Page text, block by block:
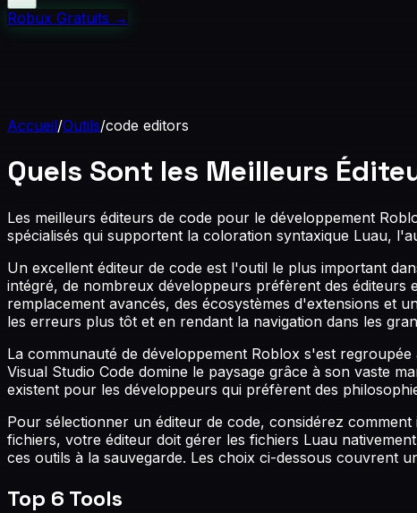
Robux Gratuits →
Accueil/Outils/code editors
Quels Sont les Meilleurs
Les meilleurs éditeurs de code pour le développement
spécialisés qui supportent la coloration syntaxique Luau,
Un excellent éditeur de code est l'outil le plus important
intégré, de nombreux développeurs préfèrent des
remplacement avancés, des écosystèmes d'extensions et
les erreurs plus tôt et en rendant la navigation dans les
La communauté de développement Roblox s'est
Visual Studio Code domine le paysage grâce à son vaste
existent pour les développeurs qui préfèrent des
Pour sélectionner un éditeur de code, considérez
fichiers, votre éditeur doit gérer les fichiers Luau
ces outils à la sauvegarde. Les choix ci-dessous couvrent
Top 6 Tools